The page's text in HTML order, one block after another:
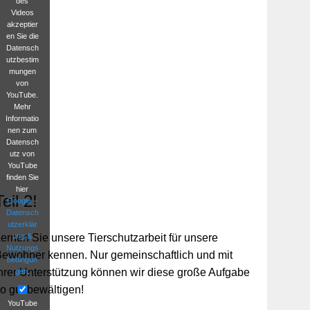
Videos
akzeptier
en Sie die
Datensch
utzbestim
mungen
von
YouTube.
Mehr
Informatio
nen zum
Datensch
utz von
YouTube
finden Sie
hier
Google –
Datensch
utzerklär
ung &
Nutzungs
bedingun
gen.
YouTube
2!
Lernen Sie unsere Tierschutzarbeit für unsere
kennen. Nur gemeinschaftlich und mit
Unterstützung können wir diese große Aufgabe
gut bewältigen!